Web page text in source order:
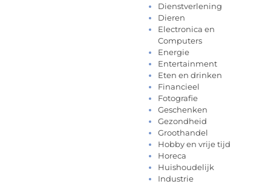
Dienstverlening
Dieren
Electronica en
Computers
Energie
Entertainment
Eten en drinken
Financieel
Fotografie
Geschenken
Gezondheid
Groothandel
Hobby en vrije tijd
Horeca
Huishoudelijk
Industrie